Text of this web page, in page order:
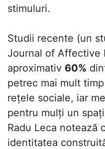
stimuluri.
Studii recente (un
Journal of Affective
aproximativ 60%
petrec mai mult
rețele sociale, iar
pentru mulți un
Radu Leca notează
identitatea